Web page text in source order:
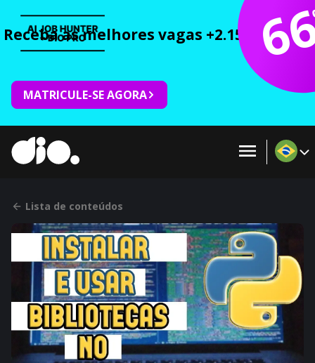
Receba as melhores vagas +2.150 cursos
MATRICULE-SE AGORA
Lista de conteúdos